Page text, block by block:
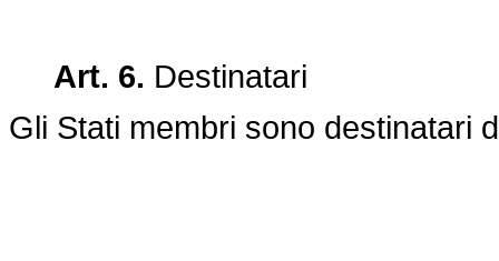
Art. 6. Destinatari
Gli Stati membri sono destinatari